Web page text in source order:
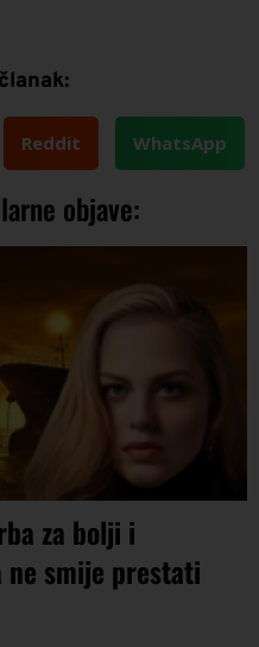
Reddit WhatsApp
objave:
za bolji i
smije prestati